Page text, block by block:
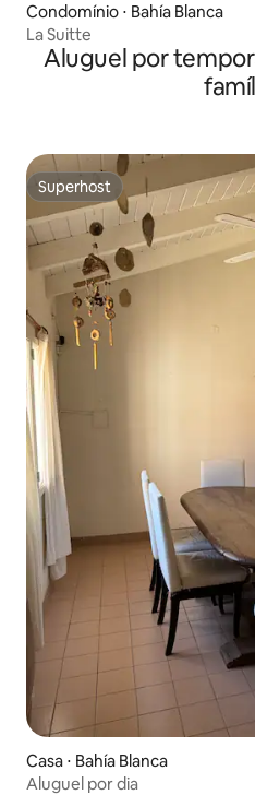
Condomínio ⋅ Bahía Blanca
La Suitte
Aluguel por
Superhost
Superhost
Casa ⋅ Bahía Blanca
Aluguel por dia